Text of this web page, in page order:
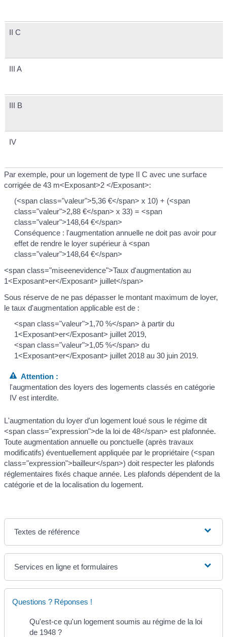
II C
III A
III B
IV
Par exemple, pour un logement de type II C avec une surface
corrigée de 43 m<Exposant>2 </Exposant>:
(<span class="valeur">5,36 €</span> x 10) + (<span
class="valeur">2,88 €</span> x 33) = <span
class="valeur">148,64 €</span>
Conséquence : l'augmentation annuelle ne doit pas avoir pour
effet de rendre le loyer supérieur à <span
class="valeur">148,64 €</span>
<span class="miseenevidence">Taux d'augmentation au
1<Exposant>er</Exposant> juillet</span>
Sous réserve de ne pas dépasser le montant maximum de loyer,
le taux d'augmentation applicable est de :
<span class="valeur">1,70 %</span> à partir du
1<Exposant>er</Exposant> juillet 2019,
<span class="valeur">1,05 %</span> du
1<Exposant>er</Exposant> juillet 2018 au 30 juin 2019.
Attention :
l'augmentation des loyers des logements classés en catégorie
IV est interdite.
L'augmentation du loyer d'un logement loué sous le régime dit
<span class="expression">de la loi de 48</span> est plafonnée.
Toute augmentation annuelle ou ponctuelle (après travaux
modificatifs) éventuellement appliquée par le propriétaire (<span
class="expression">bailleur</span>) doit respecter les plafonds
réglementaires fixés chaque année. Les plafonds dépendent de la
catégorie et de la localisation du logement.
Textes de référence
Services en ligne et formulaires
Questions ? Réponses !
Qu'est-ce qu'un logement soumis au régime de la loi
de 1948 ?